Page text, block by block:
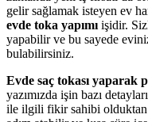
gelir sağlamak isteyen ev
evde toka yapımı işidir.
yapabilir ve bu sayede
bulabilirsiniz.
Evde saç tokası yaparak
yazımızda işin bazı
ile ilgili fikir sahibi olduktan